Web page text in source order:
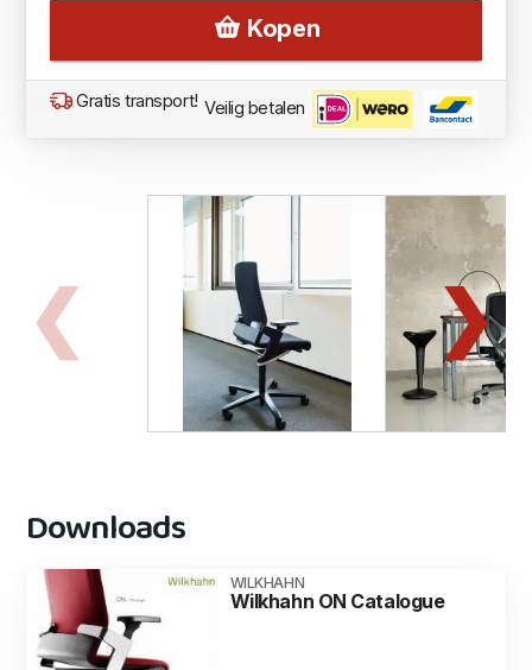
Kopen
Gratis transport! Veilig betalen
Downloads
WILKHAHN
Wilkhahn ON Catalogue